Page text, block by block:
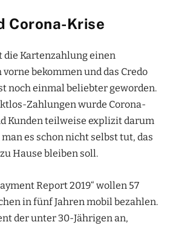
Corona-Krise
die Kartenzahlung einen
bekommen und das Credo
noch einmal beliebter geworden.
Zahlungen wurde Corona-
Kunden teilweise explizit darum
es schon nicht selbst tut, das
Hause bleiben soll.
Report 2019“ wollen 57
in fünf Jahren mobil bezahlen.
der unter 30-Jährigen an,